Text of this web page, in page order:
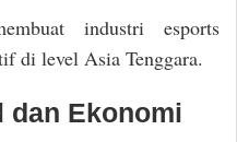
industri esports
di level Asia Tenggara.
dan Ekonomi